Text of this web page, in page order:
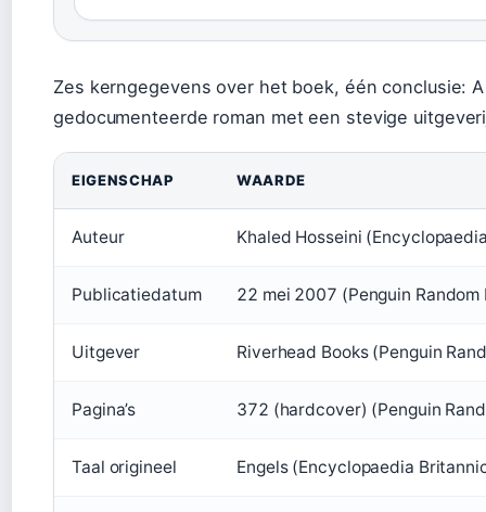
Zes kerngegevens over het boek, één conclusie:
gedocumenteerde roman met een stevige
EIGENSCHAP WAARDE
Auteur Khaled Hosseini
Publicatiedatum 22 mei 2007 (Penguin Random
Uitgever Riverhead Books (Penguin
Pagina’s 372 (hardcover) (Penguin
Taal origineel Engels (Encyclopaedia